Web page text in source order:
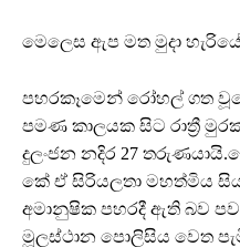
මෙලෙස ඇප මත මුදා
පහරකෑමෙන් රෝහල් ගත
පමණ කාලයක සිට රාත්‍රී
දුලංජන නදිර 27
කේ ඒ සිරියලතා මහත්මිය
අමානුෂික පහරදී ඇති බව
මූලස්ථාන පොලිසිය වෙත